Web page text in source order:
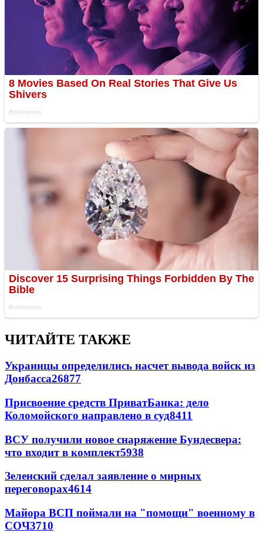
ЧИТАЙТЕ ТАКЖЕ
Украинцы определились насчет вывода войск из
Донбасса26877
Присвоение средств ПриватБанка: дело
Коломойского направлено в суд8411
ВСУ получили новое снаряжение Бундесвера:
что входит в комплект5938
Зеленский сделал заявление о мирных
переговорах4614
Майора ВСП поймали на "помощи" военному в
СОЧ3710